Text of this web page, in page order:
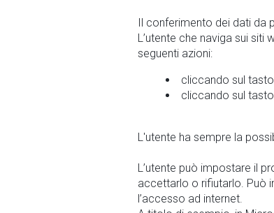
Il conferimento dei dati da
L’utente che naviga sui
seguenti azioni:
cliccando sul tasto
cliccando sul tasto
L'utente ha sempre la
L’utente può impostare il
accettarlo o rifiutarlo. Può
l’accesso ad internet.